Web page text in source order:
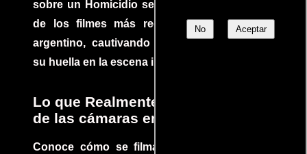
No Aceptar
sobre un Homicidio se ha convertido en uno
de los filmes más recomendados del cine
argentino, cautivando audiencias y dejando
su huella en la escena internacional.
Lo que Realmente Sucedió detrás
de las cámaras en Jurassic Park
Conoce cómo se filmaron algunas escenas